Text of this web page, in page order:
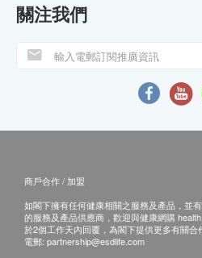
關注我們
商戶合作 / 加盟
如閣下擁有任何健康相關之服務及產品，並
的服務及產品供應商，歡迎與健康網購
於2個工作天內回覆，為閣下提供更多有關合
電郵: partnership@esdlife.com